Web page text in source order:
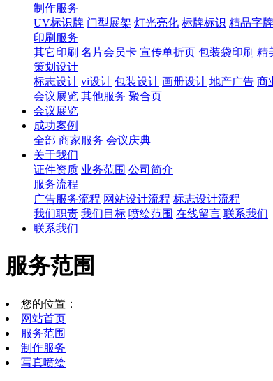
制作服务
UV标识牌 门型展架 灯光亮化 标牌标识 精品字牌
印刷服务
其它印刷 名片会员卡 宣传单折页 包装袋印刷 精
策划设计
标志设计 vi设计 包装设计 画册设计 地产广告 商
会议展览 其他服务 聚合页
会议展览
成功案例
全部 商家服务 会议庆典
关于我们
证件资质 业务范围 公司简介
服务流程
广告服务流程 网站设计流程 标志设计流程
我们职责 我们目标 喷绘范围 在线留言 联系我们
联系我们
服务范围
您的位置：
网站首页
服务范围
制作服务
写真喷绘